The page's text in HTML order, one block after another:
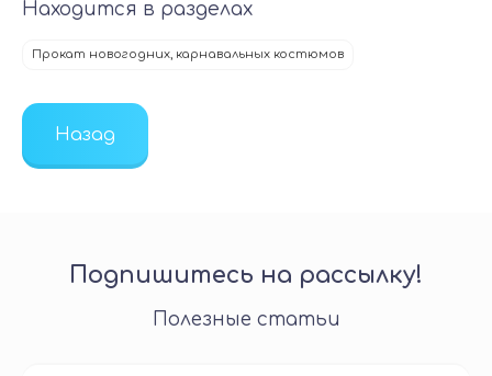
Находится в разделах
Прокат новогодних, карнавальных костюмов
Назад
Подпишитесь на рассылку!
Полезные статьи